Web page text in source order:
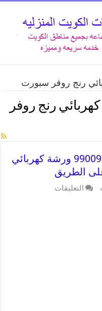
رنج روفر سبورت
رنج روفر
كراج رنج روفر سبورت 99009551 ورشة كهربائي
الطريق
التعليقات